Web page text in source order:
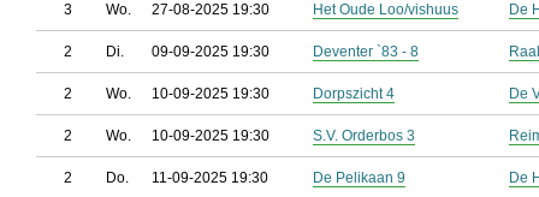
3 Wo. 27-08-2025 19:30 Het Oude Loo/vishuus De
2 Di. 09-09-2025 19:30 Deventer `83 - 8
2 Wo. 10-09-2025 19:30 Dorpszicht 4 De
2 Wo. 10-09-2025 19:30 S.V. Orderbos 3
2 Do. 11-09-2025 19:30 De Pelikaan 9 De